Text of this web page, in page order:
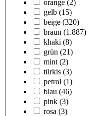
orange (2)
gelb (15)
beige (320)
braun (1.887)
khaki (8)
grün (21)
mint (2)
türkis (3)
petrol (1)
blau (46)
pink (3)
rosa (3)